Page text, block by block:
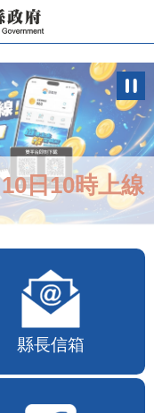
日10時上線
縣長信箱